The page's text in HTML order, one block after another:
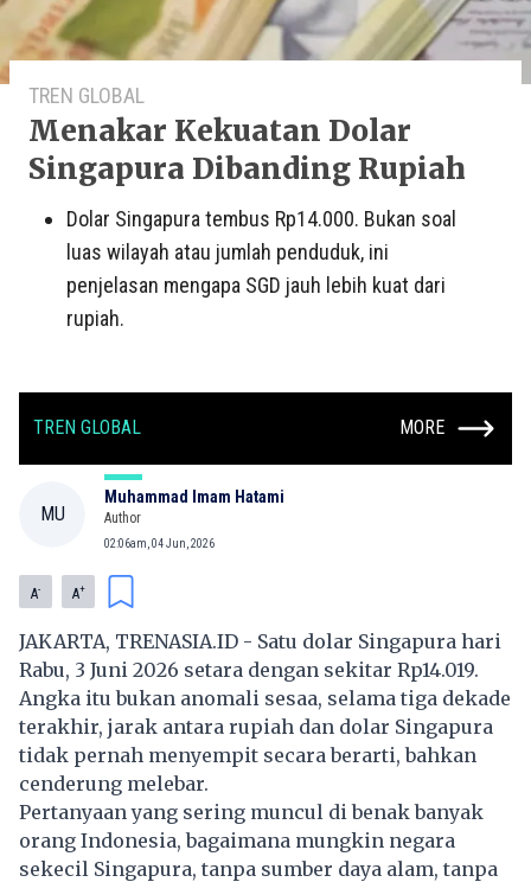
TREN GLOBAL
Menakar Kekuatan Dolar
Singapura Dibanding Rupiah
Dolar Singapura tembus Rp14.000. Bukan soal
luas wilayah atau jumlah penduduk, ini
penjelasan mengapa SGD jauh lebih kuat dari
rupiah.
TREN GLOBAL MORE
MU
Muhammad Imam Hatami
Author
02:06am, 04 Jun, 2026
A- A+
JAKARTA, TRENASIA.ID - Satu dolar Singapura hari
Rabu, 3 Juni 2026 setara dengan sekitar Rp14.019.
Angka itu bukan anomali sesaa, selama tiga dekade
terakhir, jarak antara rupiah dan dolar Singapura
tidak pernah menyempit secara berarti, bahkan
cenderung melebar.
Pertanyaan yang sering muncul di benak banyak
orang Indonesia, bagaimana mungkin negara
sekecil Singapura, tanpa sumber daya alam, tanpa